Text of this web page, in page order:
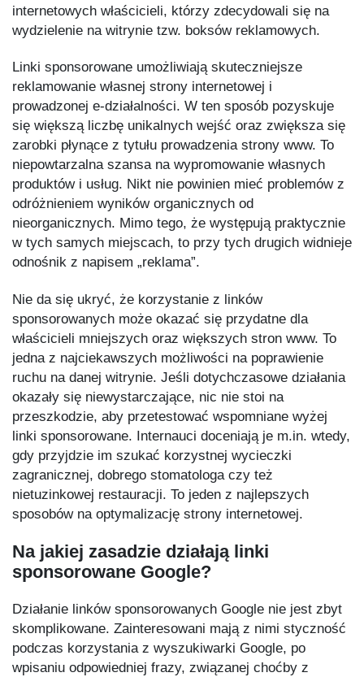
internetowych właścicieli, którzy zdecydowali się na
wydzielenie na witrynie tzw. boksów reklamowych.
Linki sponsorowane umożliwiają skuteczniejsze
reklamowanie własnej strony internetowej i
prowadzonej e-działalności. W ten sposób pozyskuje
się większą liczbę unikalnych wejść oraz zwiększa się
zarobki płynące z tytułu prowadzenia strony www. To
niepowtarzalna szansa na wypromowanie własnych
produktów i usług. Nikt nie powinien mieć problemów z
odróżnieniem wyników organicznych od
nieorganicznych. Mimo tego, że występują praktycznie
w tych samych miejscach, to przy tych drugich widnieje
odnośnik z napisem „reklama”.
Nie da się ukryć, że korzystanie z linków
sponsorowanych może okazać się przydatne dla
właścicieli mniejszych oraz większych stron www. To
jedna z najciekawszych możliwości na poprawienie
ruchu na danej witrynie. Jeśli dotychczasowe działania
okazały się niewystarczające, nic nie stoi na
przeszkodzie, aby przetestować wspomniane wyżej
linki sponsorowane. Internauci doceniają je m.in. wtedy,
gdy przyjdzie im szukać korzystnej wycieczki
zagranicznej, dobrego stomatologa czy też
nietuzinkowej restauracji. To jeden z najlepszych
sposobów na optymalizację strony internetowej.
Na jakiej zasadzie działają linki
sponsorowane Google?
Działanie linków sponsorowanych Google nie jest zbyt
skomplikowane. Zainteresowani mają z nimi styczność
podczas korzystania z wyszukiwarki Google, po
wpisaniu odpowiedniej frazy, związanej choćby z